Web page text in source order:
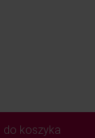
do koszyka